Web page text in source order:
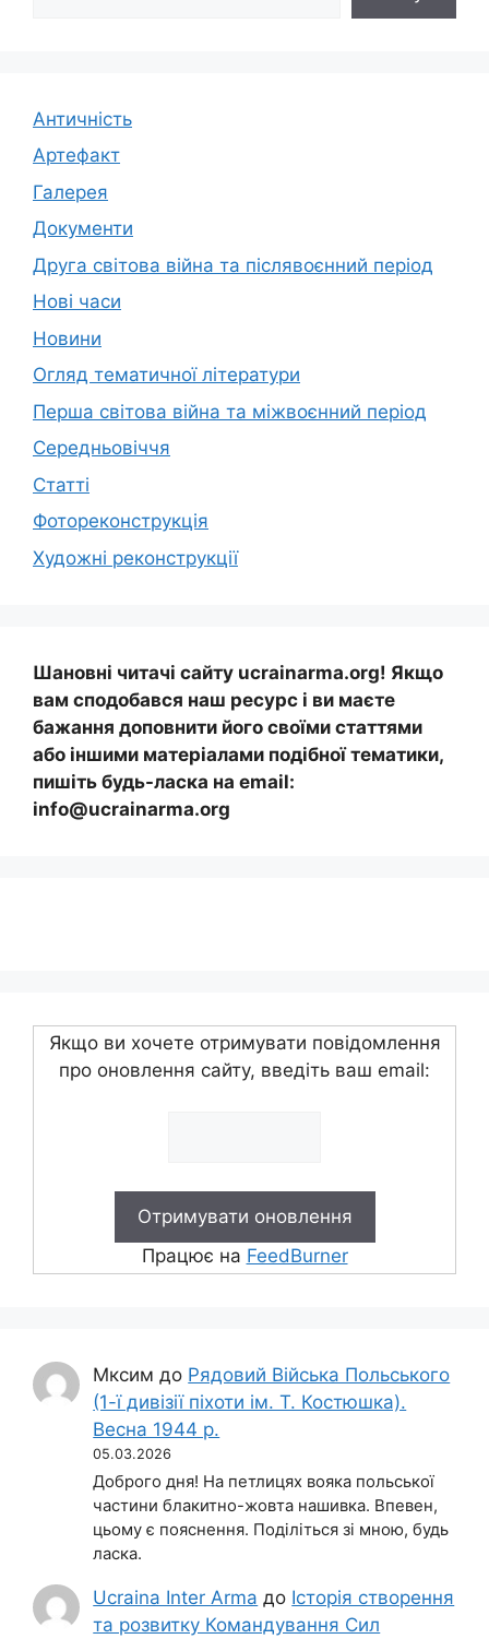
Античність
Артефакт
Галерея
Документи
Друга світова війна та післявоєнний період
Нові часи
Новини
Огляд тематичної літератури
Перша світова війна та міжвоєнний період
Середньовіччя
Статті
Фотореконструкція
Художні реконструкції
Шановні читачі сайту ucrainarma.org! Якщо
вам сподобався наш ресурс і ви маєте
бажання доповнити його своїми статтями
або іншими матеріалами подібної тематики,
пишіть будь-ласка на email:
info@ucrainarma.org
Якщо ви хочете отримувати повідомлення
про оновлення сайту, введіть ваш email:
Працює на FeedBurner
Мксим до Рядовий Війська Польського
(1-ї дивізії піхоти ім. Т. Костюшка).
Весна 1944 р.
05.03.2026
Доброго дня! На петлицях вояка польської
частини блакитно-жовта нашивка. Впевен,
цьому є пояснення. Поділіться зі мною, будь
ласка.
Ucraina Inter Arma до Історія створення
та розвитку Командування Сил